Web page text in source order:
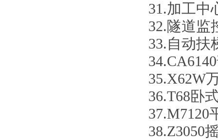
31.加工中
32.隧道监
33.自动扶
35.X62W
36.T68卧
37.M7120
38.Z3050